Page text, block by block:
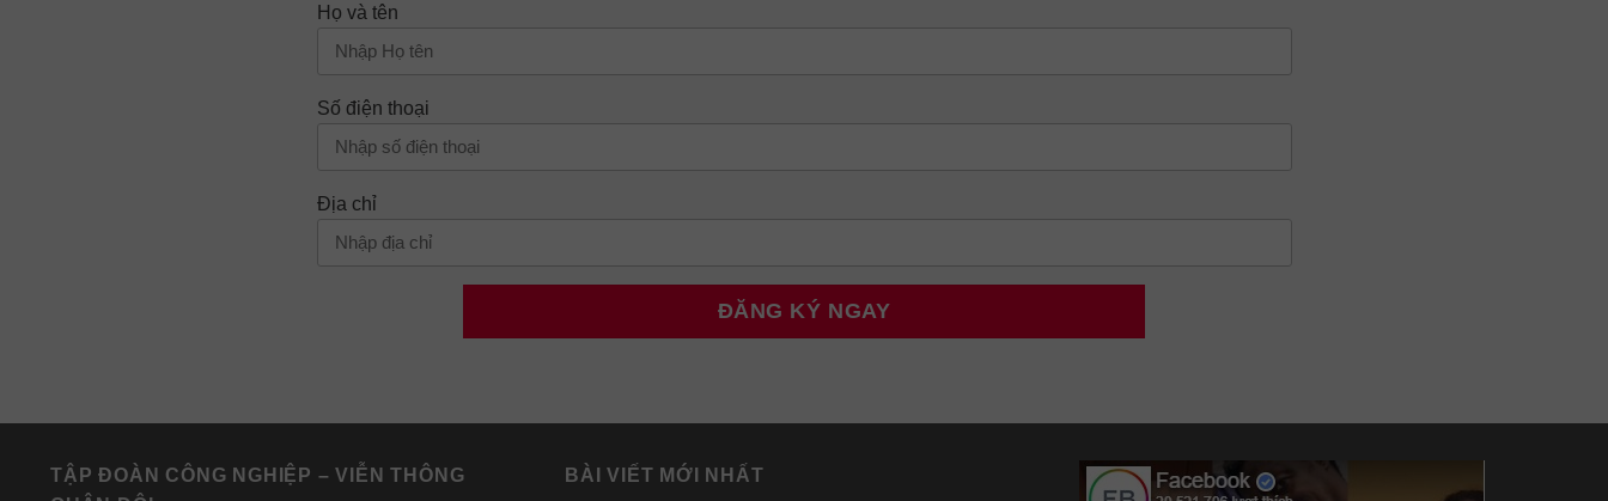
Họ và tên
Số điện thoại
Địa chỉ
TẬP ĐOÀN CÔNG NGHIỆP – VIỄN THÔNG
BÀI VIẾT MỚI NHẤT